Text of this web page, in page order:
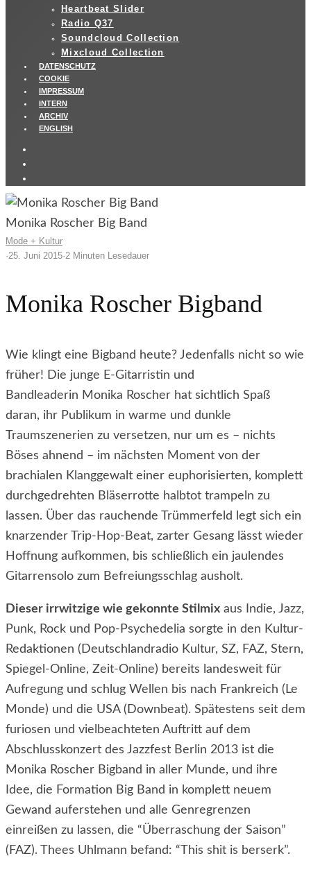
Heartbeat Slider
Radio Q37
Soundcloud Collection
Mixcloud Collection
DATENSCHUTZ
COOKIE
IMPRESSUM
INTERN
ARCHIV
ENGLISH
Monika Roscher Big Band
Mode + Kultur
·25. Juni 2015·2 Minuten Lesedauer
Monika Roscher Bigband
Wie klingt eine Bigband heute? Jedenfalls nicht so wie
früher! Die junge E-Gitarristin und
Bandleaderin Monika Roscher hat sichtlich Spaß
daran, ihr Publikum in warme und dunkle
Traumszenerien zu versetzen, nur um es – nichts
Böses ahnend – im nächsten Moment von der
brachialen Klanggewalt einer euphorisierten, komplett
durchgedrehten Bläserrotte halbtot trampeln zu
lassen. Über das rauchende Trümmerfeld legt sich ein
knarzender Trip-Hop-Beat, zarter Gesang lässt wieder
Hoffnung aufkommen, bis schließlich ein jaulendes
Gitarrensolo zum Befreiungsschlag ausholt.
Dieser irrwitzige wie gekonnte Stilmix aus Indie, Jazz,
Punk, Rock und Pop-Psychedelia sorgte in den Kultur-
Redaktionen (Deutschlandradio Kultur, SZ, FAZ, Stern,
Spiegel-Online, Zeit-Online) bereits landesweit für
Aufregung und schlug Wellen bis nach Frankreich (Le
Monde) und die USA (Downbeat). Spätestens seit dem
furiosen und vielbeachteten Auftritt auf dem
Abschlusskonzert des Jazzfest Berlin 2013 ist die
Monika Roscher Bigband in aller Munde, und ihre
Idee, die Formation Big Band in komplett neuem
Gewand auferstehen und alle Genregrenzen
einreißen zu lassen, die “Überraschung der Saison”
(FAZ). Thees Uhlmann befand: “This shit is berserk”.